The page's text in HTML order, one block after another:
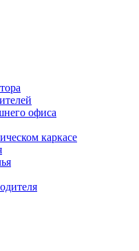
офиса
каркасе